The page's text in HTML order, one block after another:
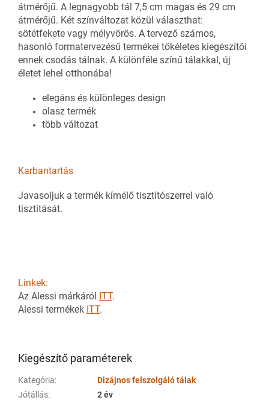
átmérőjű. A legnagyobb tál 7,5 cm magas és 29 cm
átmérőjű. Két színváltozat közül választhat:
sötétfekete vagy mélyvörös. A tervező számos,
hasonló formatervezésű termékei tökéletes kiegészítői
ennek csodás tálnak. A különféle színű tálakkal, új
életet lehel otthonába!
elegáns és különleges design
olasz termék
több változat
Karbantartás
Javasoljuk a termék kímélő tisztítószerrel való
tisztítását.
Linkek:
Az Alessi márkáról ITT.
Alessi termékek ITT.
Kiegészítő paraméterek
Kategória:
Dizájnos felszolgáló tálak
Jótállás:
2 év